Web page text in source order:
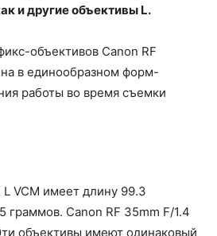
и другие объективы L.
объективов Canon RF
в единообразном форм-
работы во время съемки
L VCM имеет длину 99.3
граммов. Canon RF 35mm F/1.4
объективы имеют одинаковый